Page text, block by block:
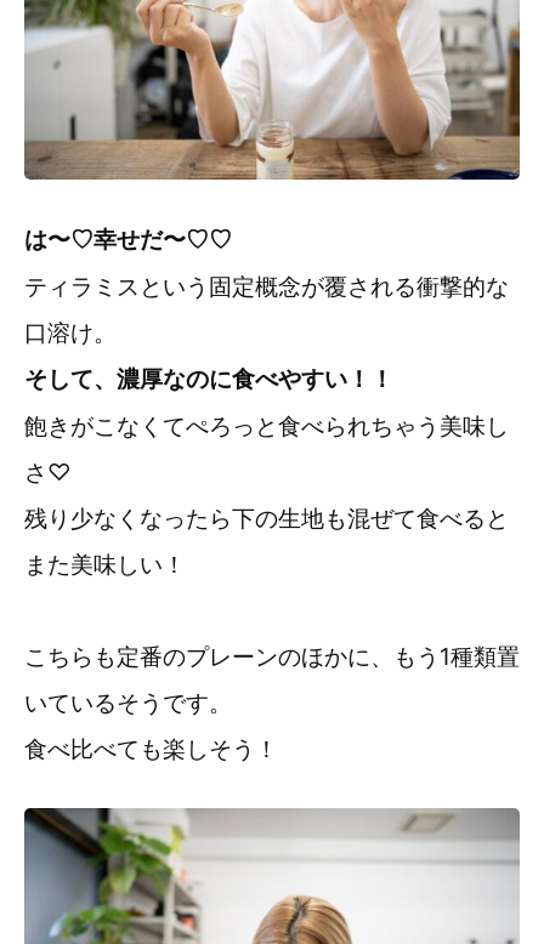
は〜♡幸せだ〜♡♡
ティラミスという固定概念が覆される衝撃的な
口溶け。
そして、濃厚なのに食べやすい！！
飽きがこなくてぺろっと食べられちゃう美味し
さ♡
残り少なくなったら下の生地も混ぜて食べると
また美味しい！
こちらも定番のプレーンのほかに、もう1種類置
いているそうです。
食べ比べても楽しそう！